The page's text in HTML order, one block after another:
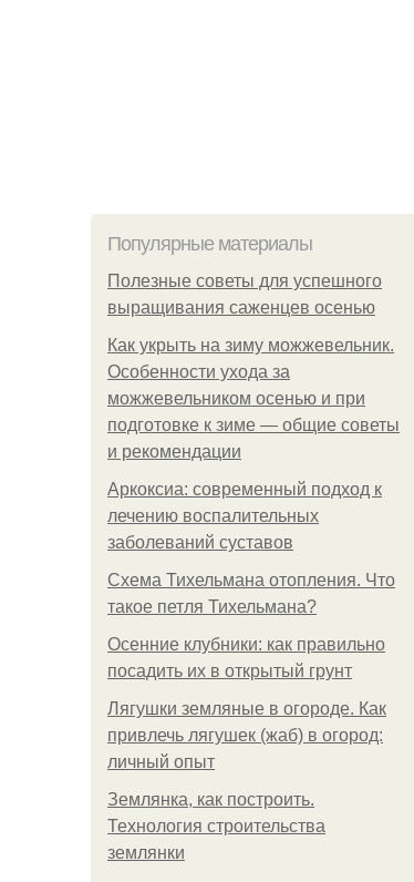
Популярные материалы
Полезные советы для успешного
выращивания саженцев осенью
Как укрыть на зиму можжевельник.
Особенности ухода за
можжевельником осенью и при
подготовке к зиме — общие советы
и рекомендации
Аркоксиа: современный подход к
лечению воспалительных
заболеваний суставов
Схема Тихельмана отопления. Что
такое петля Тихельмана?
Осенние клубники: как правильно
посадить их в открытый грунт
Лягушки земляные в огороде. Как
привлечь лягушек (жаб) в огород:
личный опыт
Землянка, как построить.
Технология строительства
землянки